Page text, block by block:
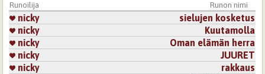
Runoilija Runon nimi
nicky
sielujen kosketus
nicky
Kuutamolla
nicky
Oman elämän herra
nicky
JUURET
nicky
rakkaus